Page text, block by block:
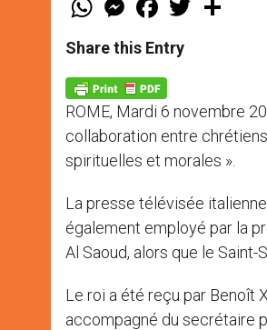
t
s
p
p
e
s
e
g
e
r
a
e
b
k
w
Share this Entry
ROME, Mardi 6 novembre
collaboration entre
spirituelles et morales ».
La presse télévisée
également employé par la
Al Saoud, alors que le Saint-
Le roi a été reçu par Benoît
accompagné du secrétaire